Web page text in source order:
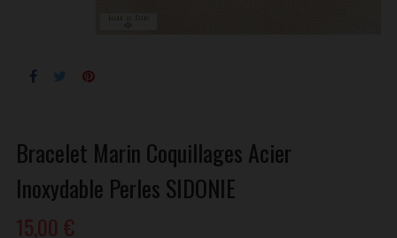
Bracelet Marin Coquillages Acier
Inoxydable Perles SIDONIE
15,00 €